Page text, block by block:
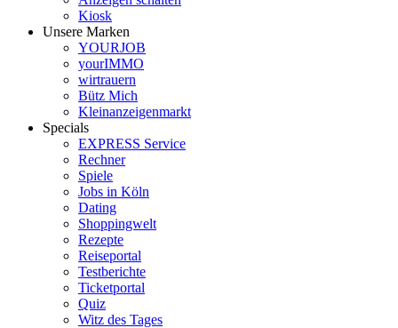
Kiosk
Unsere Marken
YOURJOB
yourIMMO
wirtrauern
Bütz Mich
Kleinanzeigenmarkt
Specials
EXPRESS Service
Rechner
Spiele
Jobs in Köln
Dating
Shoppingwelt
Rezepte
Reiseportal
Testberichte
Ticketportal
Quiz
Witz des Tages